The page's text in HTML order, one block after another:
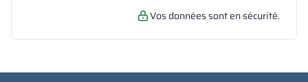
Vos données sont en sécurité.